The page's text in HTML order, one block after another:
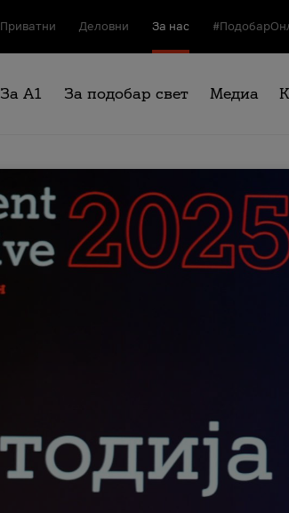
Приватни Деловни За нас
За А1 За подобар свет Медиа